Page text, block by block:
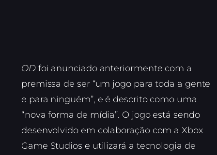
ODfoi anunciado anteriormente com a
premissa de ser “um jogo para toda a gente
e para ninguém”, e é descrito como uma
“nova forma de mídia”. O jogo está sendo
desenvolvido em colaboração com a Xbox
Game Studios e utilizará a tecnologia de